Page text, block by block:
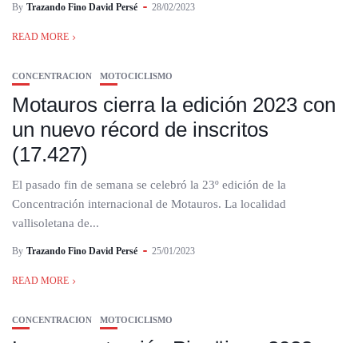
By Trazando Fino David Persé 28/02/2023
READ MORE
CONCENTRACION MOTOCICLISMO
Motauros cierra la edición 2023 con
un nuevo récord de inscritos
(17.427)
El pasado fin de semana se celebró la 23º edición de la
Concentración internacional de Motauros. La localidad
vallisoletana de...
By Trazando Fino David Persé 25/01/2023
READ MORE
CONCENTRACION MOTOCICLISMO